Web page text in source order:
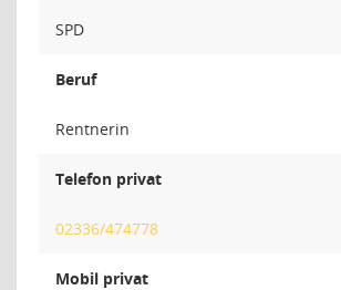
SPD
Beruf
Rentnerin
Telefon privat
02336/474778
Mobil privat